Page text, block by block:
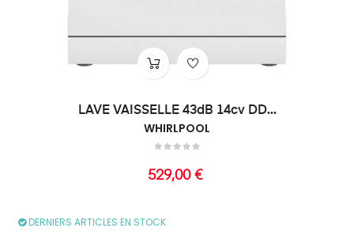
LAVE VAISSELLE 43dB 14cv DD...
WHIRLPOOL
Prix
529,00 €
DERNIERS ARTICLES EN STOCK